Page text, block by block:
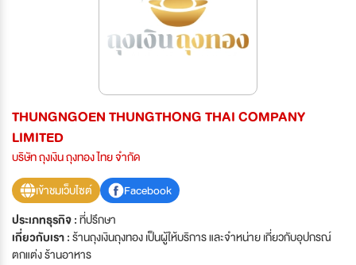
THUNGNGOEN THUNGTHONG THAI COMPANY
LIMITED
บริษัท ถุงเงิน ถุงทอง ไทย จำกัด
เข้าชมเว็บไซต์
Facebook
ประเภทธุรกิจ :ที่ปรึกษา
เกี่ยวกับเรา :ร้านถุงเงินถุงทอง เป็นผู้ให้บริการ และจำหน่าย เกี่ยวกับอุปกรณ์
ตกแต่ง ร้านอาหาร